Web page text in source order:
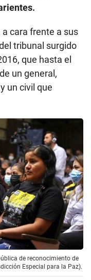
cara frente a sus
tribunal surgido
que hasta el
un general,
un civil que
de reconocimiento de
Especial para la Paz).